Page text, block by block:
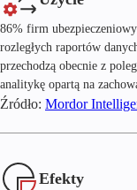
86% firm
rozległych raportów
przechodzą obecnie z
analitykę opartą na
Źródło: Mordor
Efekty